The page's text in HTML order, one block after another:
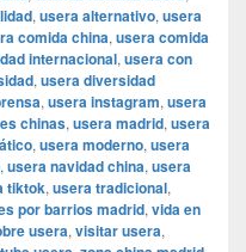
, usera alternativo, usera
comida china, usera comida
internacional, usera con
, usera diversidad
, usera instagram, usera
chinas, usera madrid, usera
, usera moderno, usera
, usera navidad china, usera
tiktok, usera tradicional,
por barrios madrid, vida en
usera, visitar usera,